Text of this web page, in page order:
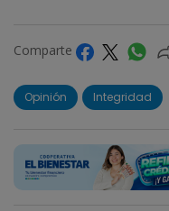
Comparte
Opinión Integridad